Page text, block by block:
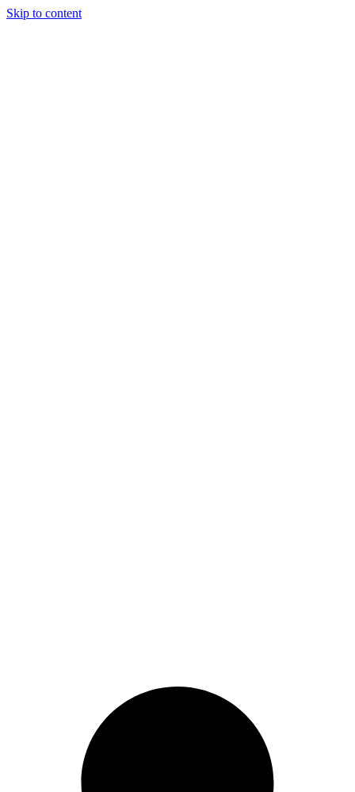
Skip to content